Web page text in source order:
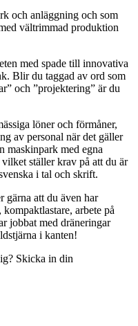
och anläggning och som
vältrimmad produktion
med spade till innovativa
Blir du taggad av ord som
och ”projektering” är du
löner och förmåner,
av personal när det gäller
maskinpark med egna
ställer krav på att du är
i tal och skrift.
gärna att du även har
arbete på
jobbat med dräneringar
i kanten!
Skicka in din